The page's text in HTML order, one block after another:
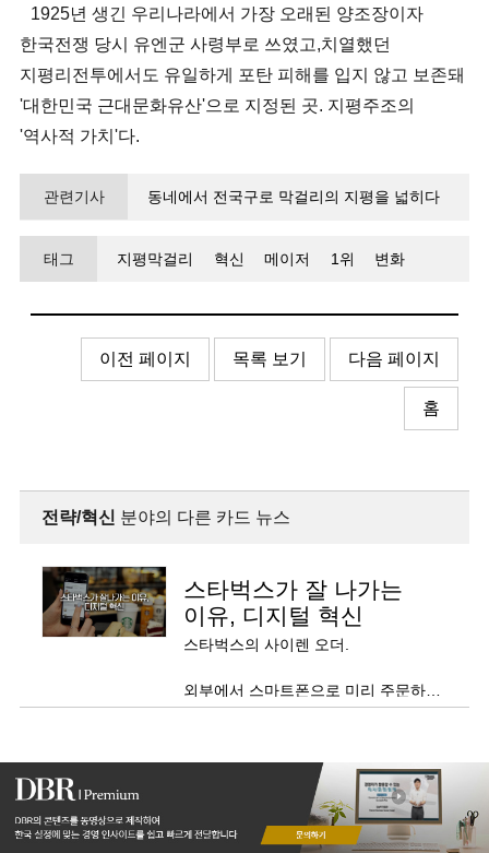
1925년 생긴 우리나라에서 가장 오래된 양조장이자
한국전쟁 당시 유엔군 사령부로 쓰였고,치열했던
지평리전투에서도 유일하게 포탄 피해를 입지 않고 보존돼
'대한민국 근대문화유산'으로 지정된 곳. 지평주조의
'역사적 가치'다.
관련기사 동네에서 전국구로 막걸리의 지평을 넓히다
태그 지평막걸리 혁신 메이저 1위 변화
이전 페이지 목록 보기 다음 페이지
홈
전략/혁신 분야의 다른 카드 뉴스
스타벅스가 잘 나가는
이유, 디지털 혁신
스타벅스의 사이렌 오더.
외부에서 스마트폰으로 미리 주문하고,
음료가 다 됐을 때 매장에 가서
인기가 많다.
스타벅스 모바일을 켜고 반경 2km
이내에 있는 매장을 선택, 메뉴를